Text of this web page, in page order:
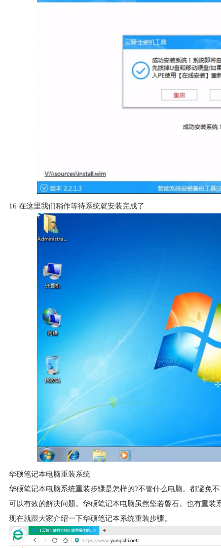
16 在这里我们稍作等待系统就安装完成了
华硕笔记本电脑重装系统
华硕笔记本电脑系统重装步骤是怎样的?不管什么电脑。都避免
可以有效的解决问题。华硕笔记本电脑虽然坚若磐石。也有重
现在就跟大家介绍一下华硕笔记本系统重装步骤。